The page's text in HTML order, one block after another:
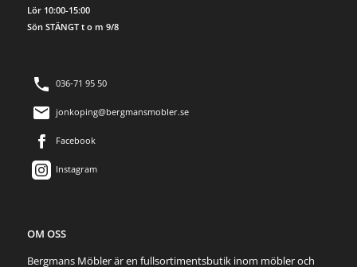
Lör 10:00-15:00
Sön STÄNGT t o m 9/8
036-71 95 50
jonkoping@bergmansmobler.se
Facebook
Instagram
OM OSS
Bergmans Möbler är en fullsortimentsbutik inom möbler och